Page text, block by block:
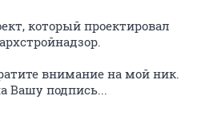
который проектировал
внимание на мой ник.
Вашу подпись...